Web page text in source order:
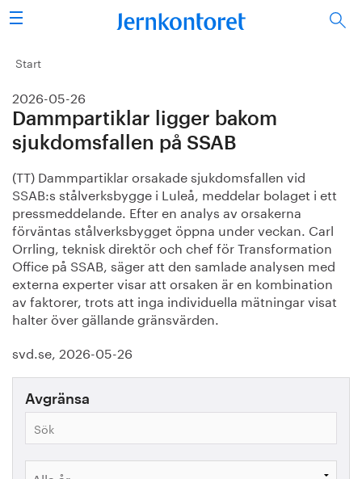
Sök
Stålindustrin
Vision 2050
Forskning/utbildning
Energi/miljö
Vi tycker
Publicerat
Bildbank
Om oss
Start
2026-05-26
Dammpartiklar ligger bakom
sjukdomsfallen på SSAB
(TT) Dammpartiklar orsakade sjukdomsfallen vid
SSAB:s stålverksbygge i Luleå, meddelar bolaget i ett
pressmeddelande. Efter en analys av orsakerna
förväntas stålverksbygget öppna under veckan. Carl
Orrling, teknisk direktör och chef för Transformation
Office på SSAB, säger att den samlade analysen med
externa experter visar att orsaken är en kombination
av faktorer, trots att inga individuella mätningar visat
halter över gällande gränsvärden.
svd.se, 2026-05-26
Avgränsa